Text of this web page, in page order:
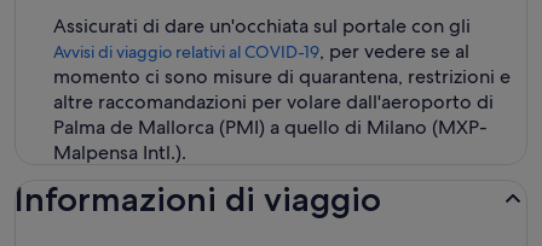
Assicurati di dare un'occhiata sul portale con gli
Avvisi di viaggio relativi al COVID-19, per vedere se al
momento ci sono misure di quarantena, restrizioni e
altre raccomandazioni per volare dall'aeroporto di
Palma de Mallorca (PMI) a quello di Milano (MXP-
Malpensa Intl.).
Informazioni di viaggio